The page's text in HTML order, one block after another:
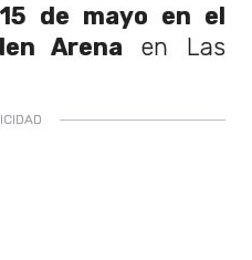
de mayo en el
Arena en Las